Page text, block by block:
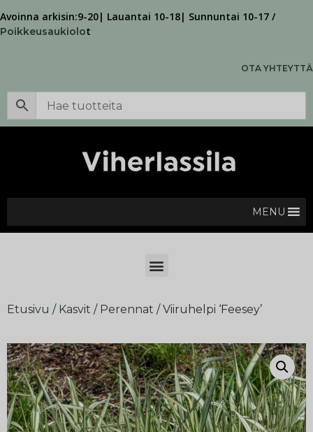
Avoinna arkisin:9-20| Lauantai 10-18| Sunnuntai 10-17 /
Poikkeusaukiolot
OTA YHTEYTTÄ
MENU
Etusivu / Kasvit / Perennat / Viiruhelpi ‘Feesey’